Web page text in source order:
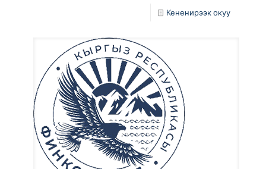
Кененирээк окуу